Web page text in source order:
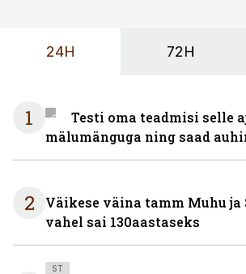
24H 72H
1
Testi oma teadmisi selle
mälumänguga ning saad
2
Väikese väina tamm Muhu ja
vahel sai 130aastaseks
ST